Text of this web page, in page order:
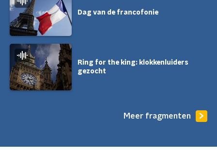
Dag van de francofonie
Ring for the king: klokkenluiders
gezocht
Meer fragmenten